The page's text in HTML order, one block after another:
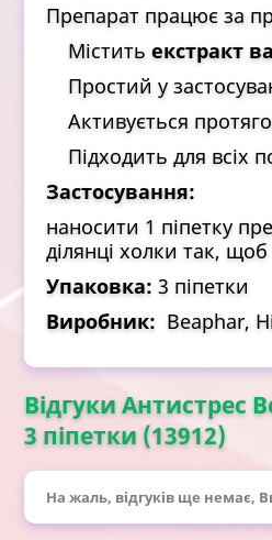
Препарат працює за
Містить екстракт
Простий у
Активується
Підходить для всіх
Застосування:
наносити 1 піпетку
ділянці холки так,
Упаковка: 3 піпетки
Виробник: Beaphar,
Відгуки Антистрес
3 піпетки (13912)
На жаль, відгуків ще немає,